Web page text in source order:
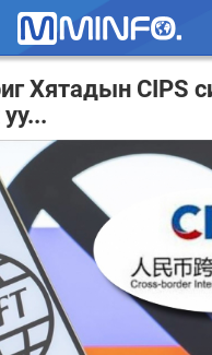
Хятадын CIPS